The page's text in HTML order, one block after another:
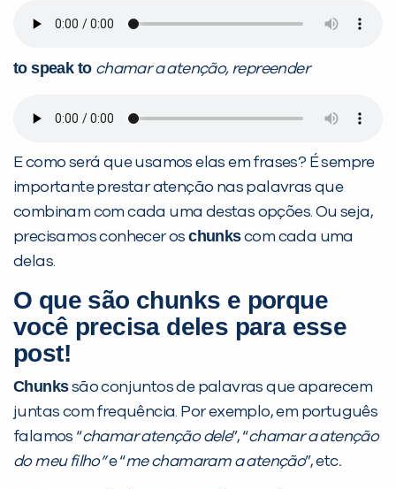
to speak to chamar a atenção, repreender
E como será que usamos elas em frases? É sempre
importante prestar atenção nas palavras que
combinam com cada uma destas opções. Ou seja,
precisamos conhecer oschunkscom cada uma
delas.
O que são chunks e porque
você precisa deles para esse
post!
Chunkssão conjuntos de palavras que aparecem
juntas com frequência. Por exemplo, em português
falamos “chamar atenção dele”, “chamar a atenção
do meu filho”e “me chamaram a atenção”, etc.
Desculpe!
inFlux nesta cidade ou bairro que
já vamos te colocar em contato
com a: